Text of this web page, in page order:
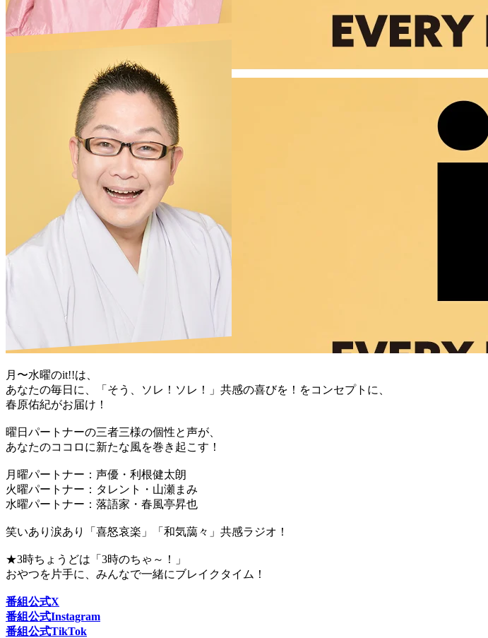
月〜水曜のit!!は、
あなたの毎日に、「そう、ソレ！ソレ！」共感の喜びを！をコンセプトに、
春原佑紀がお届け！
曜日パートナーの三者三様の個性と声が、
あなたのココロに新たな風を巻き起こす！
月曜パートナー：声優・利根健太朗
火曜パートナー：タレント・山瀬まみ
水曜パートナー：落語家・春風亭昇也
笑いあり涙あり「喜怒哀楽」「和気藹々」共感ラジオ！
★3時ちょうどは「3時のちゃ～！」
おやつを片手に、みんなで一緒にブレイクタイム！
番組公式X
番組公式Instagram
番組公式TikTok